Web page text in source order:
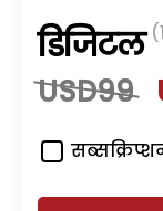
डिजिटल
USD99